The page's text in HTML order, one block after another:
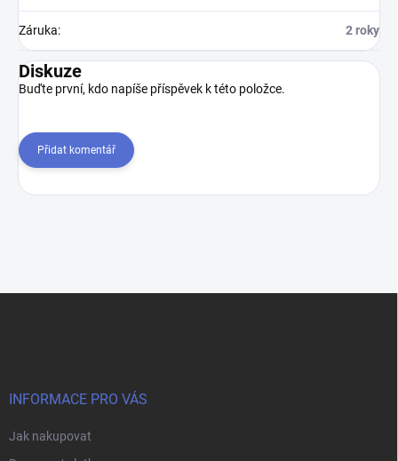
Záruka: 2 roky
Diskuze
Buďte první, kdo napíše příspěvek k této položce.
Přidat komentář
INFORMACE PRO VÁS
Jak nakupovat